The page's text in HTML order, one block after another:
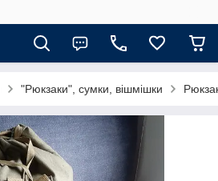
"Рюкзаки", сумки, вішмішки